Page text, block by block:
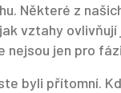
Některé z
vztahy
jen pro
byli přítomní.